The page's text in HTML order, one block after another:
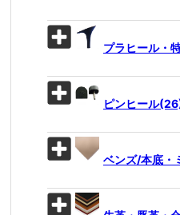
プラヒール・
ピンヒール
ベンズ/本底・